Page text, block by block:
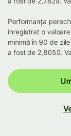
Performanța
înregistrat o
minimă în 90 de
a fost de 2,8050.